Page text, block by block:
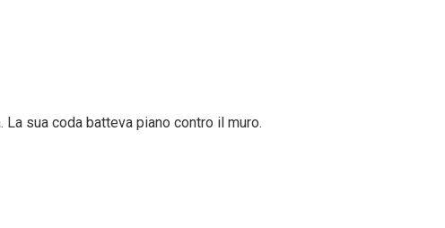
sua coda batteva piano contro il muro.